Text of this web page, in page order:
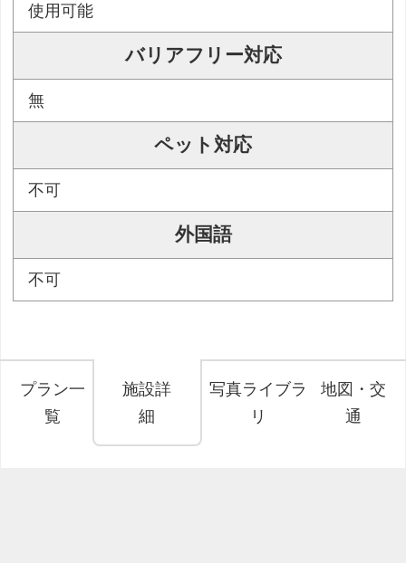
使用可能
バリアフリー対応
無
ペット対応
不可
外国語
不可
プラン一
覧
施設詳
細
写真ライブラ
リ
地図・交
通